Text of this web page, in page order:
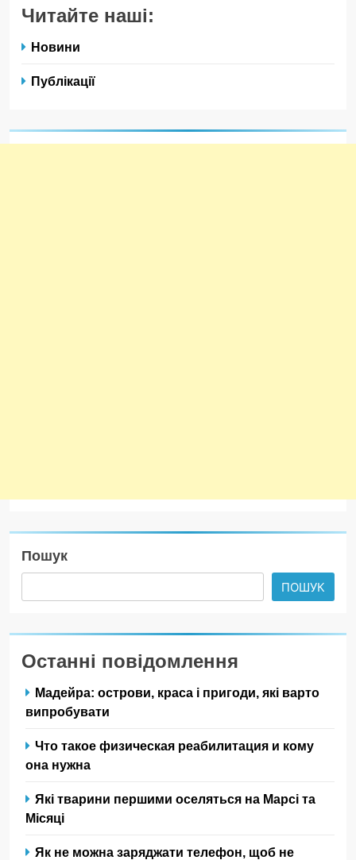
Читайте наші:
Новини
Публікації
Пошук
ПОШУК
Останні повідомлення
Мадейра: острови, краса і пригоди, які варто
випробувати
Что такое физическая реабилитация и кому
она нужна
Які тварини першими оселяться на Марсі та
Місяці
Як не можна заряджати телефон, щоб не